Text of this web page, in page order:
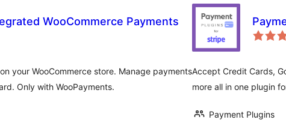
WooCommerce Payments
your WooCommerce store. Manage payments
Only with WooPayments.
Accept Credit Cards,
more all in one plugin
Payment Plugins